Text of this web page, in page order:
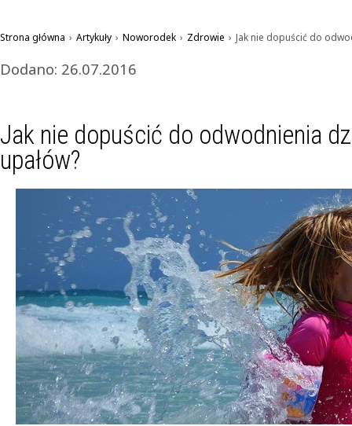
Strona główna › Artykuły › Noworodek › Zdrowie › Jak nie dopuścić do
Dodano: 26.07.2016
Jak nie dopuścić do odwodnienia
upałów?